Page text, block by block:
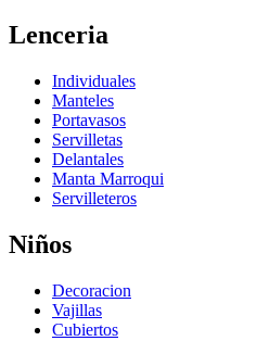
Lenceria
Individuales
Manteles
Portavasos
Servilletas
Delantales
Manta Marroqui
Servilleteros
Niños
Decoracion
Vajillas
Cubiertos